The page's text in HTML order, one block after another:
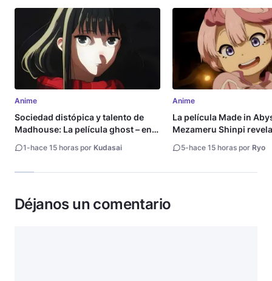
Anime
Sociedad distópica y talento de
Madhouse: La película ghost – end
1-hace 15 horas por Kudasai
Anime
La película Made in
Mezameru Shinpi
5-hace 15 horas por Ryo
Déjanos un comentario